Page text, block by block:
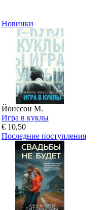
Новинки
Йонссон М.
Игра в куклы
€ 10,50
Последние поступления